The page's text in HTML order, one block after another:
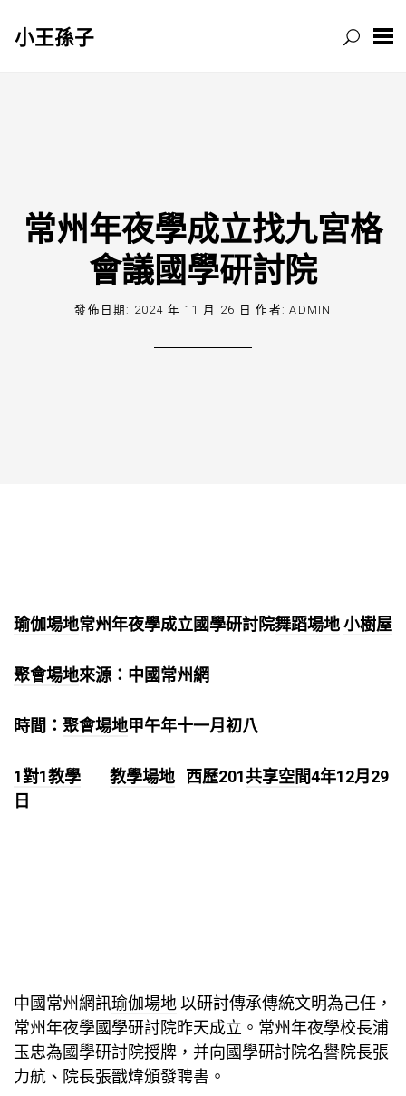
小王孫子
常州年夜學成立找九宮格
會議國學研討院
發佈日期: 2024 年 11 月 26 日 作者:ADMIN
瑜伽場地常州年夜學成立國學研討院舞蹈場地小樹屋
聚會場地來源：中國常州網
時間： 聚會場地甲午年十一月初八
1對1教學 教學場地 西歷201共享空間4年12月29
日
中國常州網訊瑜伽場地以研討傳承傳統文明為己任，
常州年夜學國學研討院昨天成立。常州年夜學校長浦
玉忠為國學研討院授牌，并向國學研討院名譽院長張
力航、院長張戩煒頒發聘書。